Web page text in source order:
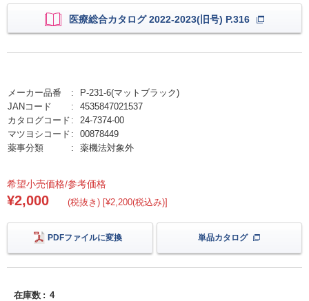
医療総合カタログ 2022-2023(旧号) P.316
メーカー品番
P-231-6(マットブラック)
JANコード
4535847021537
カタログコード
24-7374-00
マツヨシコード
00878449
薬事分類
薬機法対象外
希望小売価格/参考価格
¥2,000 (税抜き) [¥2,200(税込み)]
PDFファイルに変換 単品カタログ
在庫数 4